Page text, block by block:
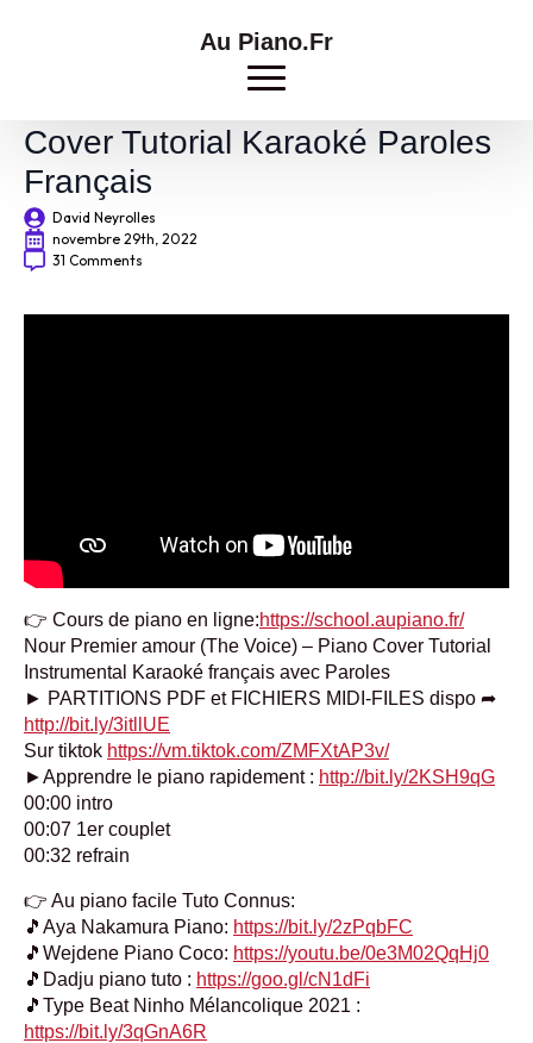
Au Piano.Fr
Nour Premier amour – Piano
Cover Tutorial Karaoké Paroles
Français
David Neyrolles
novembre 29th, 2022
31 Comments
👉 Cours de piano en ligne:https://school.aupiano.fr/
Nour Premier amour (The Voice) – Piano Cover Tutorial
Instrumental Karaoké français avec Paroles
► PARTITIONS PDF et FICHIERS MIDI-FILES dispo ➦
http://bit.ly/3itllUE
Sur tiktok https://vm.tiktok.com/ZMFXtAP3v/
►Apprendre le piano rapidement : http://bit.ly/2KSH9qG
00:00 intro
00:07 1er couplet
00:32 refrain
👉 Au piano facile Tuto Connus:
🎵Aya Nakamura Piano: https://bit.ly/2zPqbFC
🎵Wejdene Piano Coco: https://youtu.be/0e3M02QqHj0
🎵Dadju piano tuto : https://goo.gl/cN1dFi
🎵Type Beat Ninho Mélancolique 2021 :
https://bit.ly/3qGnA6R